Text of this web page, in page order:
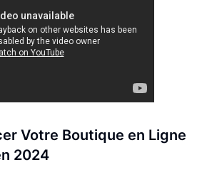
Votre Boutique en Ligne
2024